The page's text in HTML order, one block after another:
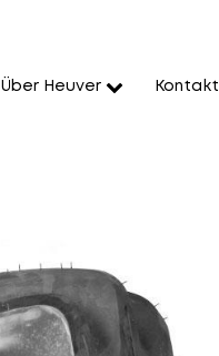
Über Heuver Kontakt